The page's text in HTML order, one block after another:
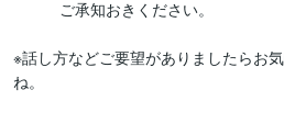
ご承知おきください。
※話し方などご要望がありましたらお
ね。